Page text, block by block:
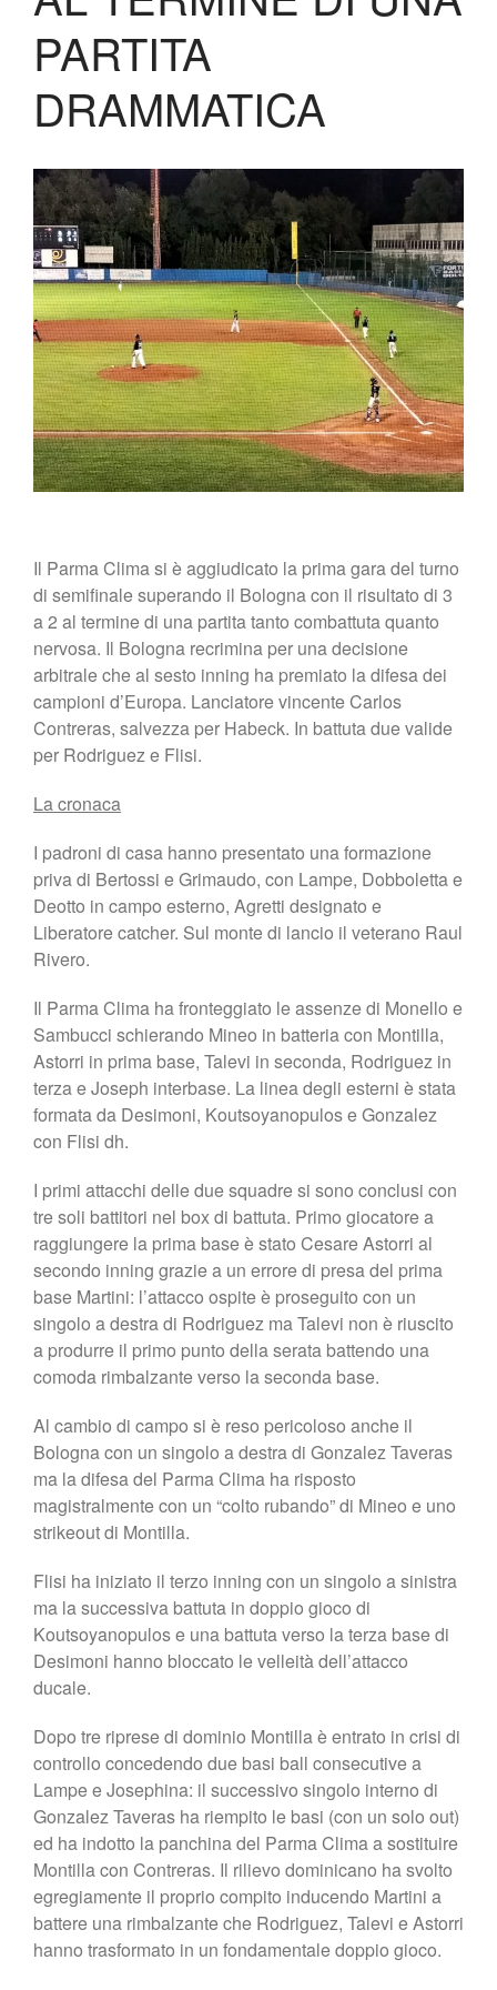
Biglietteria
PARTITA
DRAMMATICA
Il Parma Clima si è aggiudicato la prima gara del turno
di semifinale superando il Bologna con il risultato di 3
a 2 al termine di una partita tanto combattuta quanto
nervosa. Il Bologna recrimina per una decisione
arbitrale che al sesto inning ha premiato la difesa dei
campioni d’Europa. Lanciatore vincente Carlos
Contreras, salvezza per Habeck. In battuta due valide
per Rodriguez e Flisi.
La cronaca
I padroni di casa hanno presentato una formazione
priva di Bertossi e Grimaudo, con Lampe, Dobboletta e
Deotto in campo esterno, Agretti designato e
Liberatore catcher. Sul monte di lancio il veterano Raul
Rivero.
Il Parma Clima ha fronteggiato le assenze di Monello e
Sambucci schierando Mineo in batteria con Montilla,
Astorri in prima base, Talevi in seconda, Rodriguez in
terza e Joseph interbase. La linea degli esterni è stata
formata da Desimoni, Koutsoyanopulos e Gonzalez
con Flisi dh.
I primi attacchi delle due squadre si sono conclusi con
tre soli battitori nel box di battuta. Primo giocatore a
raggiungere la prima base è stato Cesare Astorri al
secondo inning grazie a un errore di presa del prima
base Martini: l’attacco ospite è proseguito con un
singolo a destra di Rodriguez ma Talevi non è riuscito
a produrre il primo punto della serata battendo una
comoda rimbalzante verso la seconda base.
Al cambio di campo si è reso pericoloso anche il
Bologna con un singolo a destra di Gonzalez Taveras
ma la difesa del Parma Clima ha risposto
magistralmente con un “colto rubando” di Mineo e uno
strikeout di Montilla.
Flisi ha iniziato il terzo inning con un singolo a sinistra
ma la successiva battuta in doppio gioco di
Koutsoyanopulos e una battuta verso la terza base di
Desimoni hanno bloccato le velleità dell’attacco
ducale.
Dopo tre riprese di dominio Montilla è entrato in crisi di
controllo concedendo due basi ball consecutive a
Lampe e Josephina: il successivo singolo interno di
Gonzalez Taveras ha riempito le basi (con un solo out)
ed ha indotto la panchina del Parma Clima a sostituire
Montilla con Contreras. Il rilievo dominicano ha svolto
egregiamente il proprio compito inducendo Martini a
battere una rimbalzante che Rodriguez, Talevi e Astorri
hanno trasformato in un fondamentale doppio gioco.